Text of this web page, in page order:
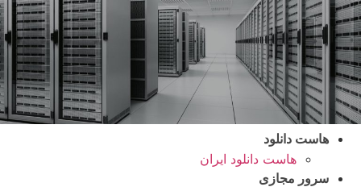
هاست دانلود
هاست دانلود ایران
سرور مجازی